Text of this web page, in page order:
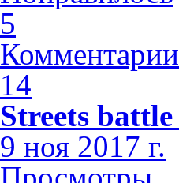
5
Комментарии
14
Streets
9 ноя 2017 г.